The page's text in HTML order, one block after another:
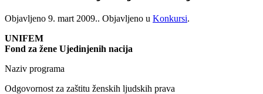
Objavljeno 9. mart 2009.. Objavljeno u Konkursi.
UNIFEM
Fond za žene Ujedinjenih nacija
Naziv programa
Odgovornost za zaštitu ženskih ljudskih prava